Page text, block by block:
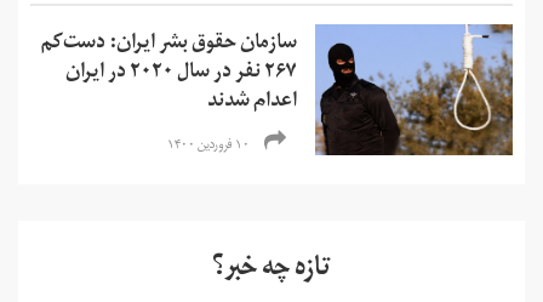
سازمان حقوق بشر ایران: دست‌کم
۲۶۷ نفر در سال ۲۰۲۰ در ایران
اعدام شدند
۱۰ فروردین ۱۴۰۰
تازه چه خبر؟